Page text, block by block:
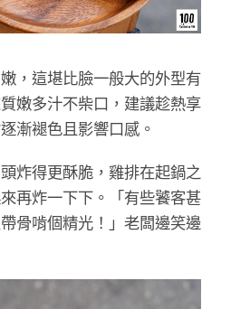
，這堪比臉一般大的外型有
嫩多汁不柴口，建議趁熱享
漸褪色且影響口感。
炸得更酥脆，雞排在起鍋之
再炸一下下。「有些饕客甚
骨啃個精光！」老闆邊笑邊